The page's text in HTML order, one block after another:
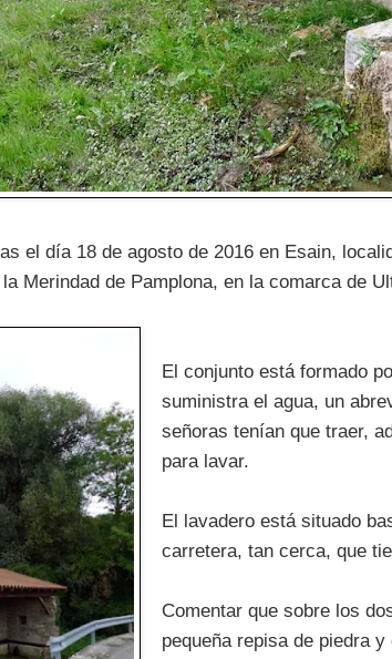
el día 18 de agosto de 2016 en Esain,
Merindad de Pamplona, en la comarca de
El conjunto está formado
suministra el agua, un
señoras tenían que traer,
para lavar.
El lavadero está situado
carretera, tan cerca, que
Comentar que sobre los
pequeña repisa de piedra